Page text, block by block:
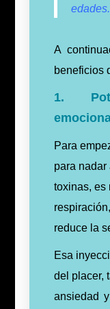
edades.
A
beneficios
1.
Para
para nadar
toxinas, es
reduce la
Esa
del placer,
ansiedad